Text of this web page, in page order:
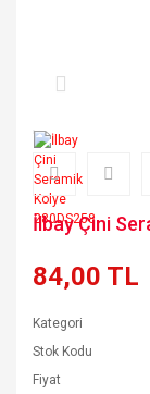
İlbay Çini
84,00 TL
Kategori
Stok Kodu
Fiyat